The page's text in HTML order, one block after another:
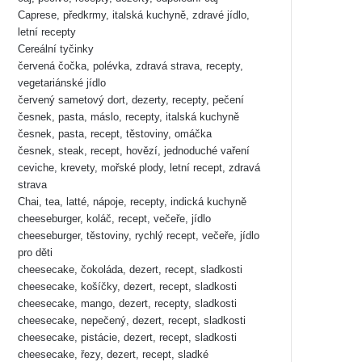
Caprese, předkrmy, italská kuchyně, zdravé jídlo,
letní recepty
Cereální tyčinky
červená čočka, polévka, zdravá strava, recepty,
vegetariánské jídlo
červený sametový dort, dezerty, recepty, pečení
česnek, pasta, máslo, recepty, italská kuchyně
česnek, pasta, recept, těstoviny, omáčka
česnek, steak, recept, hovězí, jednoduché vaření
ceviche, krevety, mořské plody, letní recept, zdravá
strava
Chai, tea, latté, nápoje, recepty, indická kuchyně
cheeseburger, koláč, recept, večeře, jídlo
cheeseburger, těstoviny, rychlý recept, večeře, jídlo
pro děti
cheesecake, čokoláda, dezert, recept, sladkosti
cheesecake, košíčky, dezert, recept, sladkosti
cheesecake, mango, dezert, recepty, sladkosti
cheesecake, nepečený, dezert, recept, sladkosti
cheesecake, pistácie, dezert, recept, sladkosti
cheesecake, řezy, dezert, recept, sladké